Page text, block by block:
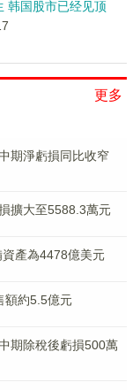
韩国股市已经见顶
更多
期淨虧損同比收窄
擴大至5588.3萬元
產為4478億美元
額約5.5億元
期除稅後虧損500萬